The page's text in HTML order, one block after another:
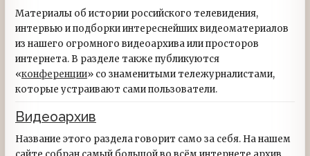
Материалы об истории российского телевидения,
интервью и подборки интереснейших видеоматериалов
из нашего огромного видеоархива или просторов
интернета. В разделе также публикуются
«конференции» со знаменитыми тележурналистами,
которые устраивают сами пользователи.
Видеоархив
Название этого раздела говорит само за себя. На нашем